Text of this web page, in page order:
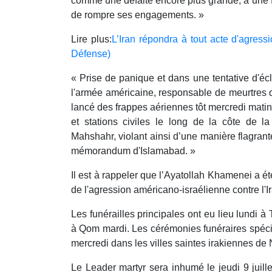
de rompre ses engagements. »
Lire plus: L’Iran répondra à tout acte
Défense)
« Prise de panique et dans une tentative
l'armée américaine, responsable de meurtres
lancé des frappes aériennes tôt mercredi
et stations civiles le long de la côte de la
Mahshahr, violant ainsi d’une manière
mémorandum d'Islamabad. »
Il est à rappeler que l’Ayatollah Khamenei a
de l'agression américano-israélienne contre
Les funérailles principales ont eu lieu lundi à
à Qom mardi. Les cérémonies funéraires
mercredi dans les villes saintes irakiennes de
Le Leader martyr sera inhumé le jeudi 9